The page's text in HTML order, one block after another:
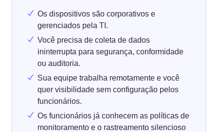
Os dispositivos são corporativos e
gerenciados pela TI.
Você precisa de coleta de dados
ininterrupta para segurança, conformidade
ou auditoria.
Sua equipe trabalha remotamente e você
quer visibilidade sem configuração pelos
funcionários.
Os funcionários já conhecem as políticas de
monitoramento e o rastreamento silencioso